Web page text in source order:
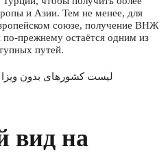
и Азии. Тем не менее, для
союзе, получение ВНЖ
прежнему остаётся одним из
путей.
вид на